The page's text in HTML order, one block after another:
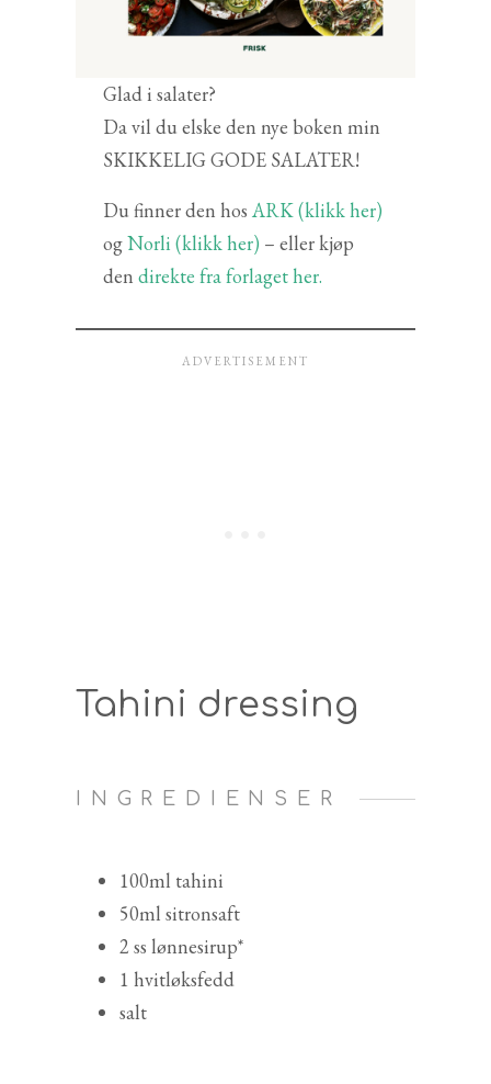
Glad i salater?
Da vil du elske den nye boken min
SKIKKELIG GODE SALATER!
Du finner den hos ARK (klikk her)
ogNorli (klikk her)– eller kjøp
den direkte fra forlaget her.
Tahini dressing
INGREDIENSER
100ml tahini
50ml sitronsaft
2 ss lønnesirup*
1 hvitløksfedd
salt